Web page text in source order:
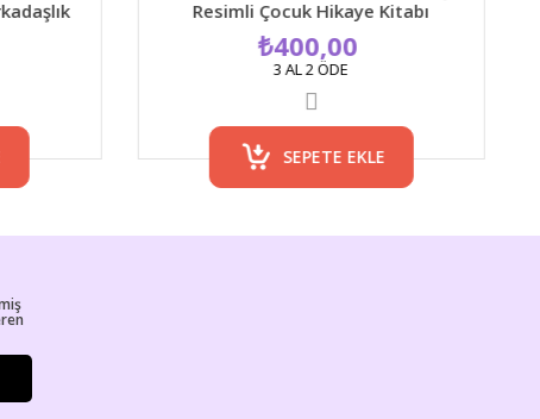
Resimli Çocuk Hikaye Kitabı
₺400,00
SEPETE EKLE